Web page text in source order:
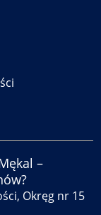
–
, Okręg nr 15